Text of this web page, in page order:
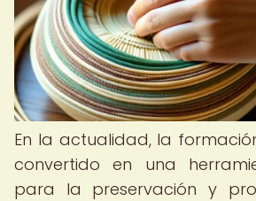
En la actualidad, la
convertido en una
para la preservación y